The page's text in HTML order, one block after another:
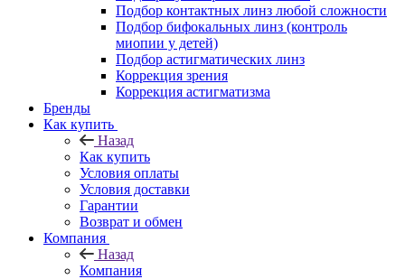
Подбор контактных линз любой сложности
Подбор бифокальных линз (контроль
миопии у детей)
Подбор астигматических линз
Коррекция зрения
Коррекция астигматизма
Бренды
Как купить
Назад
Как купить
Условия оплаты
Условия доставки
Гарантии
Возврат и обмен
Компания
Назад
Компания